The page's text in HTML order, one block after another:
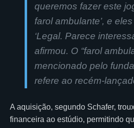
queremos fazer este
farol ambulante’, e
‘Legal. Parece
afirmou. O “farol
mencionado pelo
refere ao recém-
A aquisição, segundo Schafer,
financeira ao estúdio, permitindo